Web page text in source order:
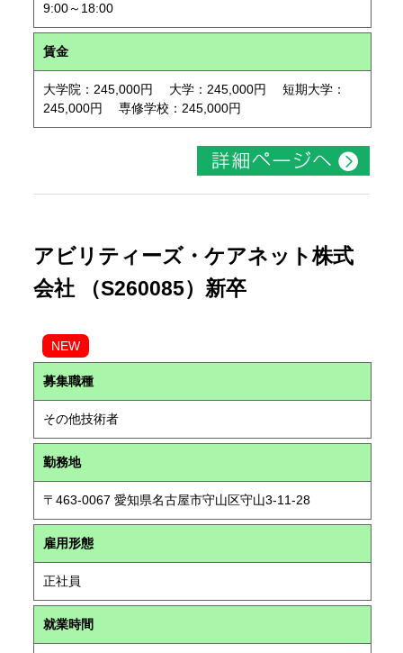
9:00～18:00
賃金
大学院：245,000円 大学：245,000円 短期大学：
245,000円 専修学校：245,000円
アビリティーズ・ケアネット株式
会社 （S260085）新卒
NEW
募集職種
その他技術者
勤務地
〒463-0067 愛知県名古屋市守山区守山3-11-28
雇用形態
正社員
就業時間